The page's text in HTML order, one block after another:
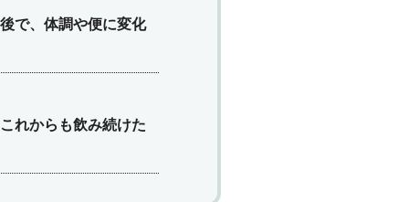
で、体調や便に変化
れからも飲み続けた